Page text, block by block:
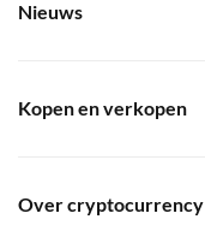
Nieuws
Kopen en verkopen
Over cryptocurrency